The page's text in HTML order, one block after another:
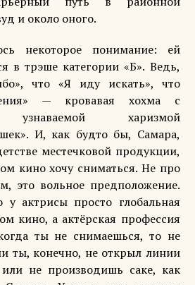
и около оного.
некоторое понимание: ей
в трэше категории «Б». Ведь,
что «Я иду искать», что
— кровавая хохма с
узнаваемой харизмой
И, как будто бы, Самара,
местечковой продукции,
кино хочу сниматься. Не про
это вольное предположение.
актрисы просто глобальная
кино, а актёрская профессия
ты не снимаешься, то не
ты, конечно, не открыл линии
не производишь саке, как